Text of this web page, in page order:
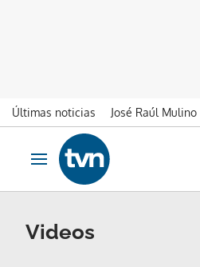
Últimas noticias José Raúl Mulino
Ir al contenido
Obrir navegació
Videos